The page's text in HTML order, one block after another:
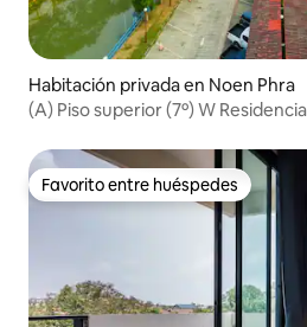
Habitación privada en Noen Phra
(A) Piso superior (7º) W
Favorito entre huéspedes
Favorito entre huéspedes